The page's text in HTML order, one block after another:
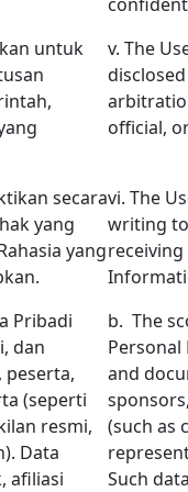
untuk
v. The
official,
secara
yang
yang
vi. The
writing
Pribadi
dan
(seperti
resmi,
Data
afiliasi
b. The
and
(such as
Such